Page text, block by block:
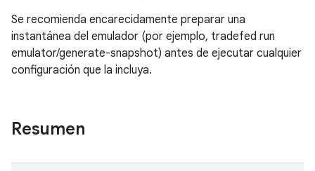
Se recomienda encarecidamente preparar una
instantánea del emulador (por ejemplo, tradefed run
emulator/generate-snapshot) antes de ejecutar cualquier
configuración que la incluya.
Resumen